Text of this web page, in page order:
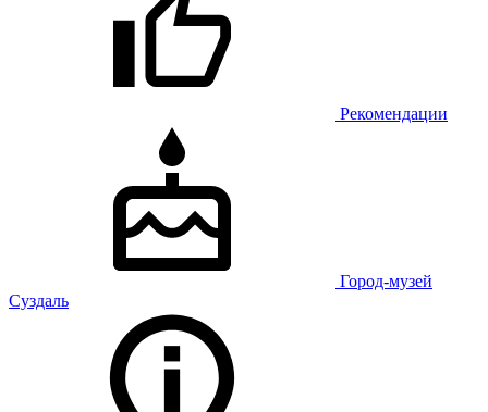
Рекомендации
Город-музей
Суздаль